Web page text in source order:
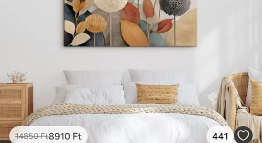
14850Ft8910 Ft 441